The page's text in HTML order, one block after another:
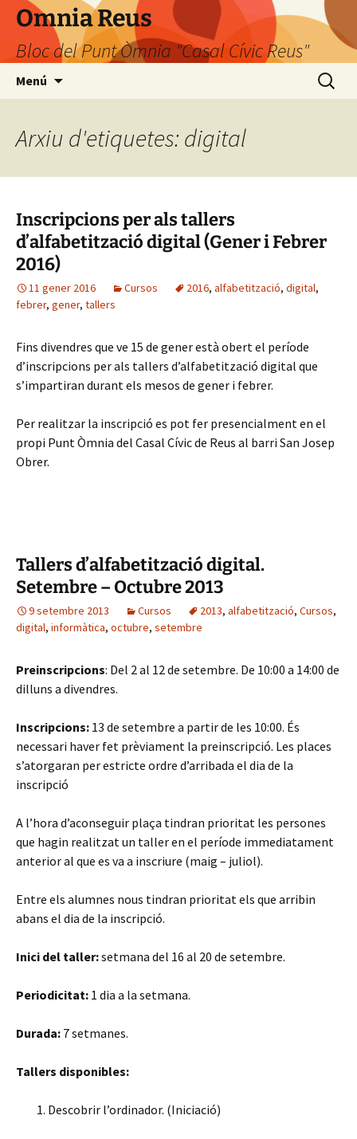
Omnia Reus
Bloc del Punt Òmnia "Casal Cívic Reus"
Menú Cerca:
Arxiu d'etiquetes: digital
Inscripcions per als tallers
d’alfabetització digital (Gener i Febrer
2016)
11 gener 2016 Cursos 2016, alfabetització, digital,
febrer, gener, tallers
Fins divendres que ve 15 de gener està obert el període
d’inscripcions per als tallers d’alfabetització digital que
s’impartiran durant els mesos de gener i febrer.
Per realitzar la inscripció es pot fer presencialment en el
propi Punt Òmnia del Casal Cívic de Reus al barri San Josep
Obrer.
Tallers d’alfabetització digital.
Setembre – Octubre 2013
9 setembre 2013 Cursos 2013, alfabetització, Cursos,
digital, informàtica, octubre, setembre
Preinscripcions: Del 2 al 12 de setembre. De 10:00 a 14:00 de
dilluns a divendres.
Inscripcions: 13 de setembre a partir de les 10:00. És
necessari haver fet prèviament la preinscripció. Les places
s’atorgaran per estricte ordre d’arribada el dia de la
inscripció
A l’hora d’aconseguir plaça tindran prioritat les persones
que hagin realitzat un taller en el període immediatament
anterior al que es va a inscriure (maig – juliol).
Entre els alumnes nous tindran prioritat els que arribin
abans el dia de la inscripció.
Inici del taller:setmana del 16 al 20 de setembre.
Periodicitat: 1 dia a la setmana.
Durada: 7 setmanes.
Tallers disponibles:
Descobrir l’ordinador. (Iniciació)